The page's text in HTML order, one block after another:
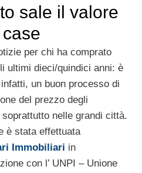
sale il valore
per chi ha comprato
ultimi dieci/quindici anni: è
un buon processo di
del prezzo degli
nelle grandi città.
è stata effettuata
Immobiliari in
con l’ UNPI – Unione